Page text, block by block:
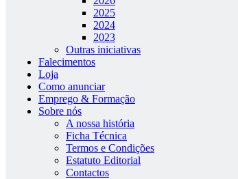
2025
2024
2023
Outras iniciativas
Falecimentos
Loja
Como anunciar
Emprego & Formação
Sobre nós
A nossa história
Ficha Técnica
Termos e Condições
Estatuto Editorial
Contactos